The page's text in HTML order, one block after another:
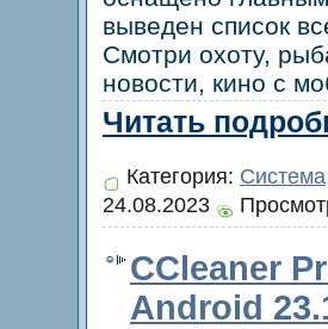
выведен список
Смотри охоту,
новости, кино с
Читать
Категория: Система
24.08.2023
CCleaner
Android